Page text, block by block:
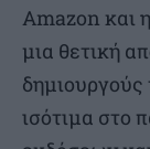
Amazon και
μια θετική
ισότιμα στο